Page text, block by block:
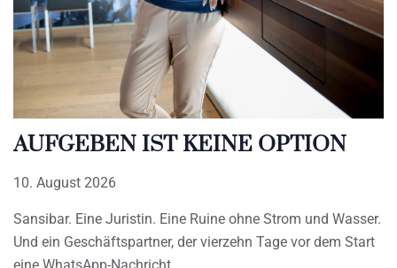
AUFGEBEN IST KEINE OPTION
10. August 2026
Sansibar. Eine Juristin. Eine Ruine ohne Strom und Wasser.
Und ein Geschäftspartner, der vierzehn Tage vor dem Start